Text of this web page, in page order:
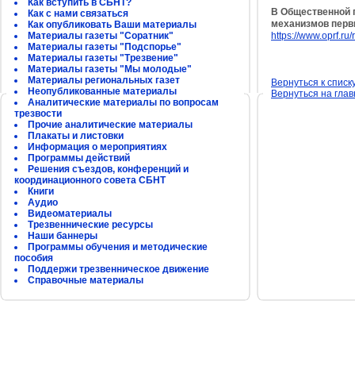
Как вступить в СБНТ?
Как с нами связаться
Как опубликовать Ваши материалы
Материалы газеты "Соратник"
Материалы газеты "Подспорье"
Материалы газеты "Трезвение"
Материалы газеты "Мы молодые"
Материалы региональных газет
Неопубликованные материалы
Аналитические материалы по вопросам
трезвости
Прочие аналитические материалы
Плакаты и листовки
Информация о мероприятиях
Программы действий
Решения съездов, конференций и
координационного совета СБНТ
Книги
Аудио
Видеоматериалы
Трезвеннические ресурсы
Наши баннеры
Программы обучения и методические
пособия
Поддержи трезвенническое движение
Справочные материалы
В Общественной
механизмов
https://
Вернуться к
Вернуться на